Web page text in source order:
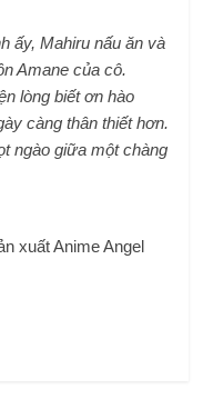
ấy, Mahiru nấu ăn và
Amane của cô.
lòng biết ơn hào
càng thân thiết hơn.
ngào giữa một chàng
xuất Anime Angel